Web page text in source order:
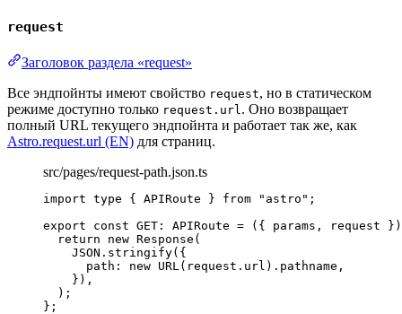
request
Заголовок раздела «request»
Все эндпойнты имеют свойство request, но в статическом
режиме доступно только request.url . Оно возвращает
полный URL текущего эндпойнта и работает так же, как
Astro.request.url (EN) для страниц.
src/pages/request-path.json.ts
import type { APIRoute } from " astro " ;
export const GET : APIRoute = ( { params , request } )
return new Response (
JSON . stringify( {
path: new URL (request . url ) . pathname ,
} ) ,
) ;
} ;